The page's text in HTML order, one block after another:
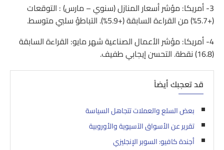
3- أمريكا: مؤشر أسعار المنازل (سنوي – مارس) : التوقعات
(+5.7%) من القراءة السابقة (+5.9%). التباطؤ سلبي متوسط.
4- أمريكا: مؤشر الأعمال الصناعية شهر مايو: القراءة السابقة
(16.8) نقطة. التحسن إيجابي طفيف.
قد تعجبك أيضاً
بعض السلع والعملات تتجاهل السياسة
تقرير عن الأسواق الآسيوية والأوروبية
أجندة كافيو: السوبر الإنجليزي